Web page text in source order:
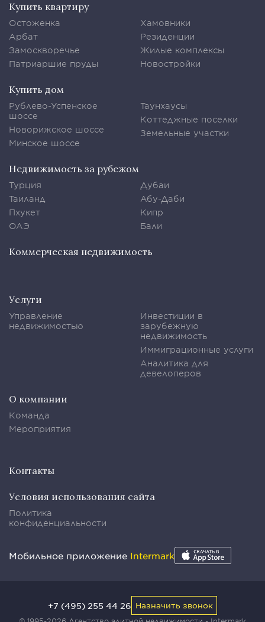
Купить квартиру
Остоженка
Арбат
Замоскворечье
Патриаршие пруды
Хамовники
Резиденции
Жилые комплексы
Новостройки
Купить дом
Рублево-Успенское
шоссе
Новорижское шоссе
Минское шоссе
Таунхаусы
Коттеджные поселки
Земельные участки
Недвижимость за рубежом
Турция
Таиланд
Пхукет
ОАЭ
Дубаи
Абу-Даби
Кипр
Бали
Коммерческая недвижимость
Услуги
Управление
недвижимостью
Инвестиции в
зарубежную
недвижимость
Иммиграционные услуги
Аналитика для
девелоперов
О компании
Команда
Мероприятия
Контакты
Условия использования сайта
Политика
конфиденциальности
Мобильное приложение Intermark
+7 (495) 255 44 26 Назначить звонок